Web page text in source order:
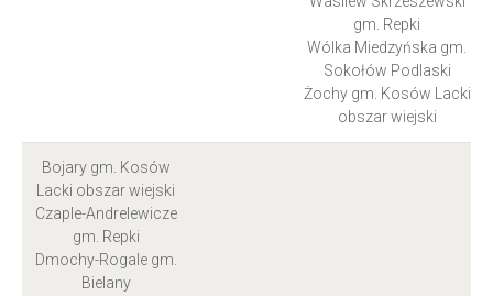
gm. Repki
Wólka Miedzyńska gm.
Sokołów Podlaski
Żochy gm. Kosów Lacki
obszar wiejski
Bojary gm. Kosów
Lacki obszar wiejski
Czaple-Andrelewicze
gm. Repki
Dmochy-Rogale gm.
Bielany